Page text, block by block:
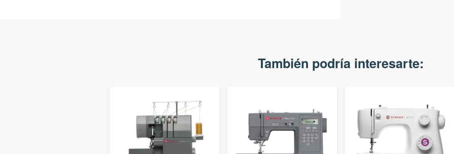
También podría interesarte: